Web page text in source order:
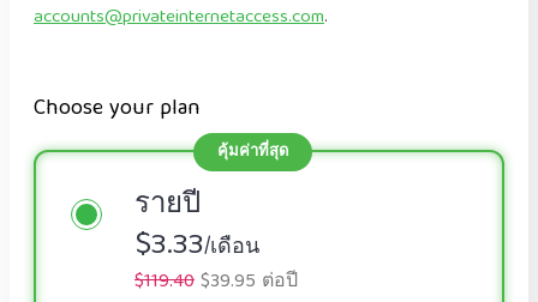
accounts@privateinternetaccess.com.
Choose your plan
รายปี
$3.33/เดือน
$119.40$39.95 ต่อปี